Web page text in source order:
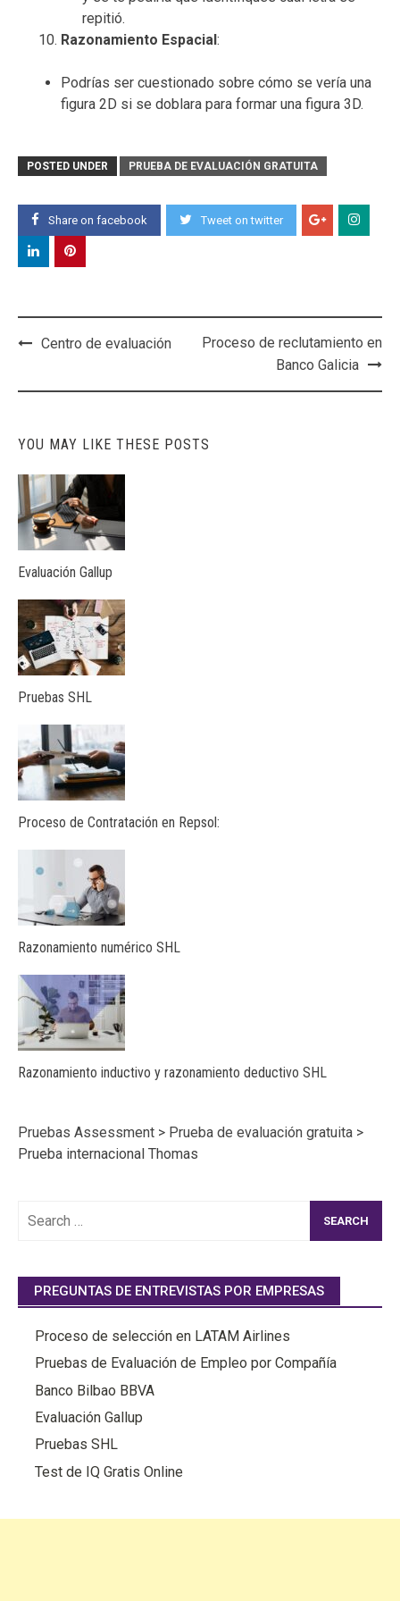
repitió.
Razonamiento Espacial:
Podrías ser cuestionado sobre cómo se vería una
figura 2D si se doblara para formar una figura 3D.
POSTED UNDER PRUEBA DE EVALUACIÓN GRATUITA
Share on facebook Tweet on twitter
PostCentro de evaluación
Proceso de reclutamiento en
Banco Galicia
YOU MAY LIKE THESE POSTS
Evaluación Gallup
Pruebas SHL
Proceso de Contratación en Repsol:
Razonamiento numérico SHL
Razonamiento inductivo y razonamiento deductivo SHL
Pruebas Assessment > Prueba de evaluación gratuita >
Prueba internacional Thomas
for:
PREGUNTAS DE ENTREVISTAS POR EMPRESAS
Proceso de selección en LATAM Airlines
Pruebas de Evaluación de Empleo por Compañía
Banco Bilbao BBVA
Evaluación Gallup
Pruebas SHL
Test de IQ Gratis Online